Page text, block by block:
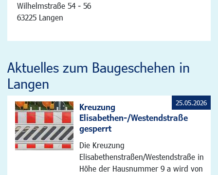
Wilhelmstraße 54 - 56
63225 Langen
Aktuelles zum Baugeschehen in
Langen
Kreuzung
Elisabethen-/Westendstraße
gesperrt
Die Kreuzung
Elisabethenstraßen/Westendstraße in
Höhe der Hausnummer 9 a wird von
25.05.2026